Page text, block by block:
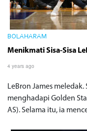
BOLAHARAM
Menikmati Sisa-Sisa
4 years ago
LeBron James
menghadapi Golden
AS). Selama itu, ia